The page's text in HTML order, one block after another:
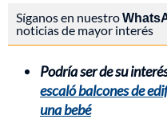
Síganos en nuestro
noticias de mayor interés
Podría ser de su
escaló balcones de
una bebé